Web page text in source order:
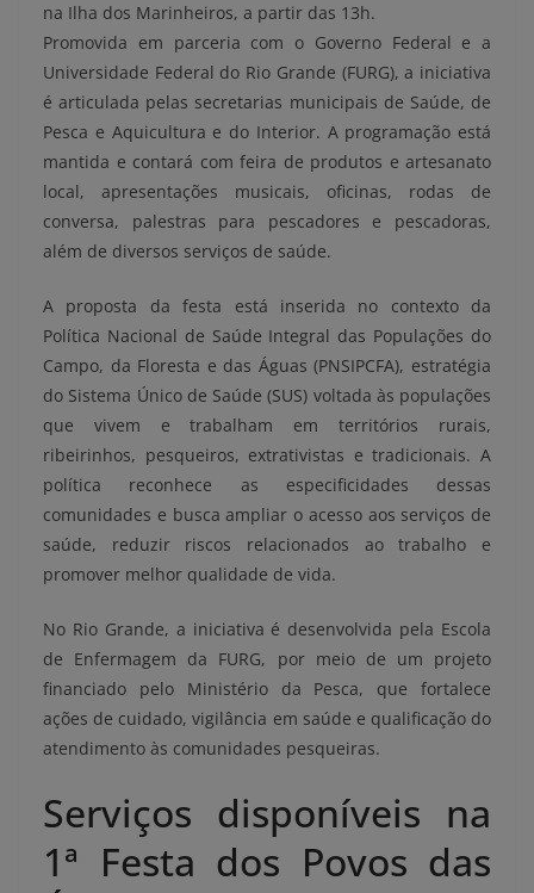
na Ilha dos Marinheiros, a partir das 13h.
Promovida em parceria com o Governo Federal e a
Universidade Federal do Rio Grande (FURG), a iniciativa
é articulada pelas secretarias municipais de Saúde, de
Pesca e Aquicultura e do Interior. A programação está
mantida e contará com feira de produtos e artesanato
local, apresentações musicais, oficinas, rodas de
conversa, palestras para pescadores e pescadoras,
além de diversos serviços de saúde.
A proposta da festa está inserida no contexto da
Política Nacional de Saúde Integral das Populações do
Campo, da Floresta e das Águas (PNSIPCFA), estratégia
do Sistema Único de Saúde (SUS) voltada às populações
que vivem e trabalham em territórios rurais,
ribeirinhos, pesqueiros, extrativistas e tradicionais. A
política reconhece as especificidades dessas
comunidades e busca ampliar o acesso aos serviços de
saúde, reduzir riscos relacionados ao trabalho e
promover melhor qualidade de vida.
No Rio Grande, a iniciativa é desenvolvida pela Escola
de Enfermagem da FURG, por meio de um projeto
financiado pelo Ministério da Pesca, que fortalece
ações de cuidado, vigilância em saúde e qualificação do
atendimento às comunidades pesqueiras.
Serviços disponíveis na
1ª Festa dos Povos das